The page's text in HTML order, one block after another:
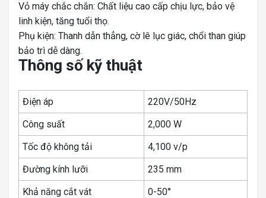
Vỏ máy chắc chắn: Chất liệu cao cấp chịu lực, bảo vệ
linh kiện, tăng tuổi thọ.
Phụ kiện: Thanh dẫn thẳng, cờ lê lục giác, chổi than giúp
bảo trì dễ dàng.
Thông số kỹ thuật
Điện áp
220V/50Hz
Công suất
2,000 W
Tốc độ không tải
4,100 v/p
Đường kính lưỡi
235 mm
Khả năng cắt vát
0-50°